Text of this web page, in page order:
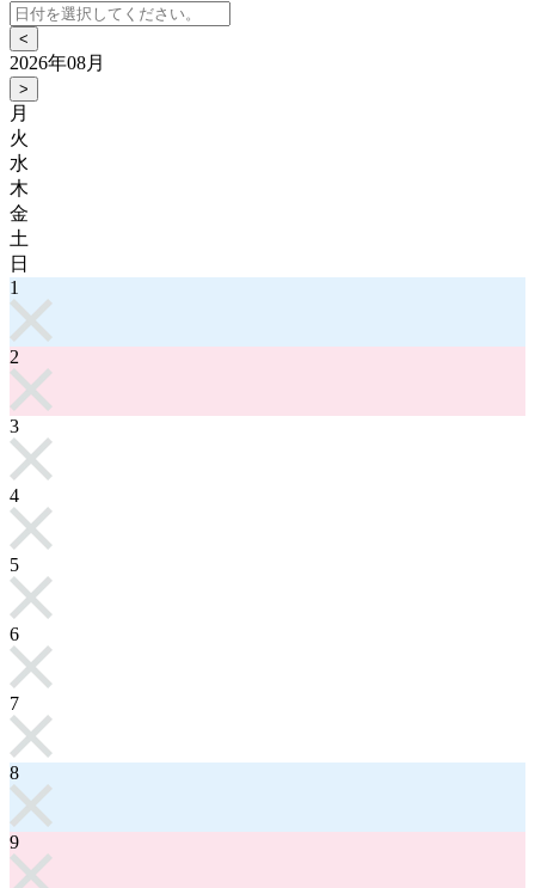
<
2026年08月
>
月
火
水
木
金
土
日
1
2
3
4
5
6
7
8
9